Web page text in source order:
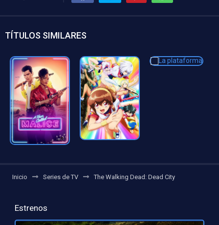
TÍTULOS SIMILARES
Inicio Series de TV The Walking Dead: Dead City
Estrenos